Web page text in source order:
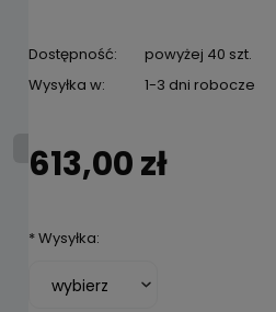
Dostępność:
powyżej 40 szt.
Wysyłka w:
1-3 dni robocze
613,00 zł
*Wysyłka: